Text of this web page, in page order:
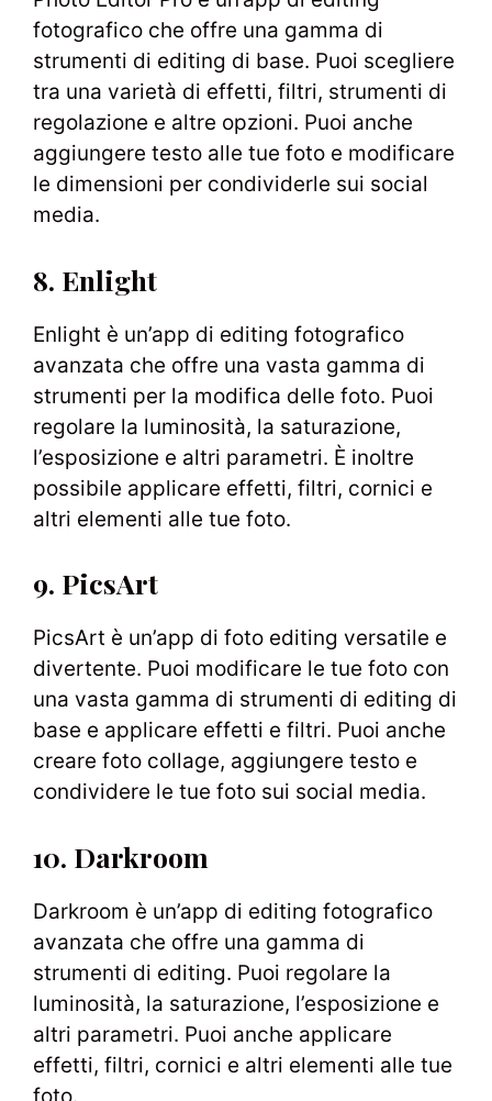
fotografico che offre una gamma di
strumenti di editing di base. Puoi scegliere
tra una varietà di effetti, filtri, strumenti di
regolazione e altre opzioni. Puoi anche
aggiungere testo alle tue foto e modificare
le dimensioni per condividerle sui social
media.
8. Enlight
Enlight è un’app di editing fotografico
avanzata che offre una vasta gamma di
strumenti per la modifica delle foto. Puoi
regolare la luminosità, la saturazione,
l’esposizione e altri parametri. È inoltre
possibile applicare effetti, filtri, cornici e
altri elementi alle tue foto.
9. PicsArt
PicsArt è un’app di foto editing versatile e
divertente. Puoi modificare le tue foto con
una vasta gamma di strumenti di editing di
base e applicare effetti e filtri. Puoi anche
creare foto collage, aggiungere testo e
condividere le tue foto sui social media.
10. Darkroom
Darkroom è un’app di editing fotografico
avanzata che offre una gamma di
strumenti di editing. Puoi regolare la
luminosità, la saturazione, l’esposizione e
altri parametri. Puoi anche applicare
effetti, filtri, cornici e altri elementi alle tue